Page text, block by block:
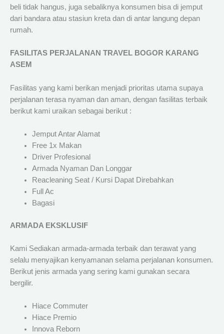
beli tidak hangus, juga sebaliknya konsumen bisa di jemput
dari bandara atau stasiun kreta dan di antar langung depan
rumah.
FASILITAS PERJALANAN TRAVEL BOGOR KARANG
ASEM
Fasilitas yang kami berikan menjadi prioritas utama supaya
perjalanan terasa nyaman dan aman, dengan fasilitas terbaik
berikut kami uraikan sebagai berikut :
Jemput Antar Alamat
Free 1x Makan
Driver Profesional
Armada Nyaman Dan Longgar
Reacleaning Seat / Kursi Dapat Direbahkan
Full Ac
Bagasi
ARMADA EKSKLUSIF
Kami Sediakan armada-armada terbaik dan terawat yang
selalu menyajikan kenyamanan selama perjalanan konsumen.
Berikut jenis armada yang sering kami gunakan secara
bergilir.
Hiace Commuter
Hiace Premio
Innova Reborn